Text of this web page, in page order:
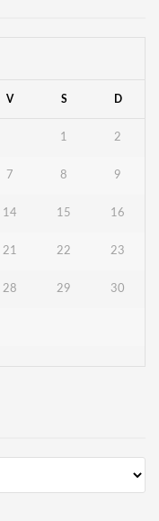
V S D
1 2
7 8 9
14 15 16
21 22 23
28 29 30